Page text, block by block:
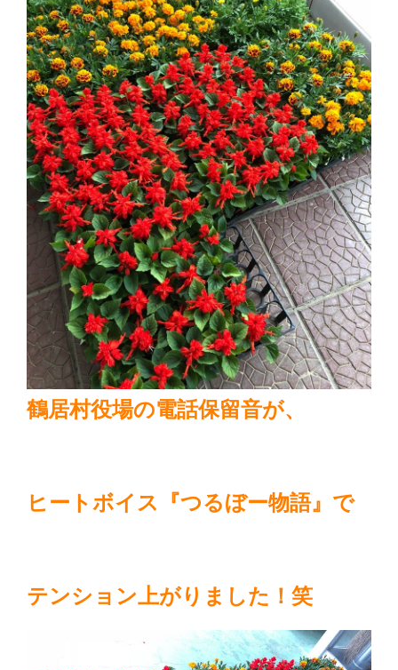
鶴居村役場の電話保留音が、
ヒートボイス『つるぼー物語』で
テンション上がりました！笑